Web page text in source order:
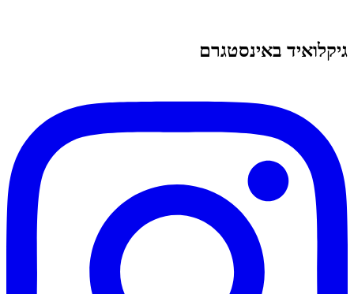
גיקלואיד באינסטגרם